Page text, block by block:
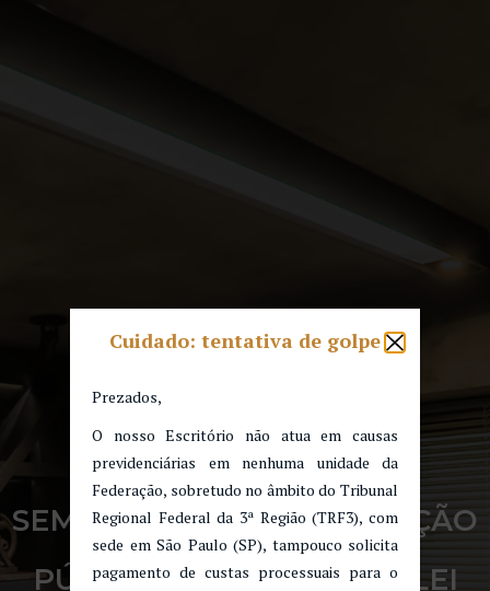
SEMINÁRIO > TERCEIRIZAÇÃO
NA ADMINISTRAÇÃO
PÚBLICA: REFLEXOS DA LEI
Cuidado: tentativa de golpe
Prezados,
O nosso Escritório não atua em causas
previdenciárias em nenhuma unidade da
Federação, sobretudo no âmbito do Tribunal
Regional Federal da 3ª Região (TRF3), com
sede em São Paulo (SP), tampouco solicita
pagamento de custas processuais para o